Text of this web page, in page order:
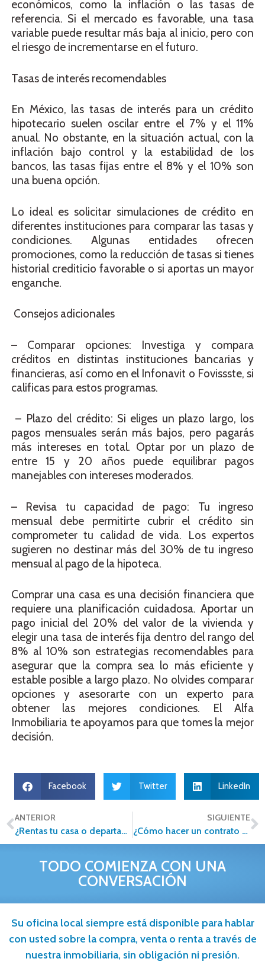
económicos, como la inflación o las tasas de
referencia. Si el mercado es favorable, una tasa
variable puede resultar más baja al inicio, pero con
el riesgo de incrementarse en el futuro.
Tasas de interés recomendables
En México, las tasas de interés para un crédito
hipotecario suelen oscilar entre el 7% y el 11%
anual. No obstante, en la situación actual, con la
inflación bajo control y la estabilidad de los
bancos, las tasas fijas entre el 8% y el 10% son
una buena opción.
Lo ideal es solicitar simulaciones de crédito en
diferentes instituciones para comparar las tasas y
condiciones. Algunas entidades ofrecen
promociones, como la reducción de tasas si tienes
historial crediticio favorable o si aportas un mayor
enganche.
Consejos adicionales
– Comparar opciones: Investiga y compara
créditos en distintas instituciones bancarias y
financieras, así como en el Infonavit o Fovissste, si
calificas para estos programas.
– Plazo del crédito: Si eliges un plazo largo, los
pagos mensuales serán más bajos, pero pagarás
más intereses en total. Optar por un plazo de
entre 15 y 20 años puede equilibrar pagos
manejables con intereses moderados.
– Revisa tu capacidad de pago: Tu ingreso
mensual debe permitirte cubrir el crédito sin
comprometer tu calidad de vida. Los expertos
sugieren no destinar más del 30% de tu ingreso
mensual al pago de la hipoteca.
Comprar una casa es una decisión financiera que
requiere una planificación cuidadosa. Aportar un
pago inicial del 20% del valor de la vivienda y
elegir una tasa de interés fija dentro del rango del
8% al 10% son estrategias recomendables para
asegurar que la compra sea lo más eficiente y
estable posible a largo plazo. No olvides comparar
opciones y asesorarte con un experto para
obtener las mejores condiciones. El Alfa
Inmobiliaria te apoyamos para que tomes la mejor
decisión.
Facebook Twitter LinkedIn
ANTERIOR
¿Rentas tu casa o departamento? Estos son los impuestos que debes pagar.
SIGUIENTE
¿Cómo hacer un contrato de arrendamiento?
TODO COMIENZA CON UNA
CONVERSACIÓN
Su oficina local siempre está disponible para hablar
con usted sobre la compra, venta o renta a través de
nuestra inmobiliaria, sin obligación ni presión.